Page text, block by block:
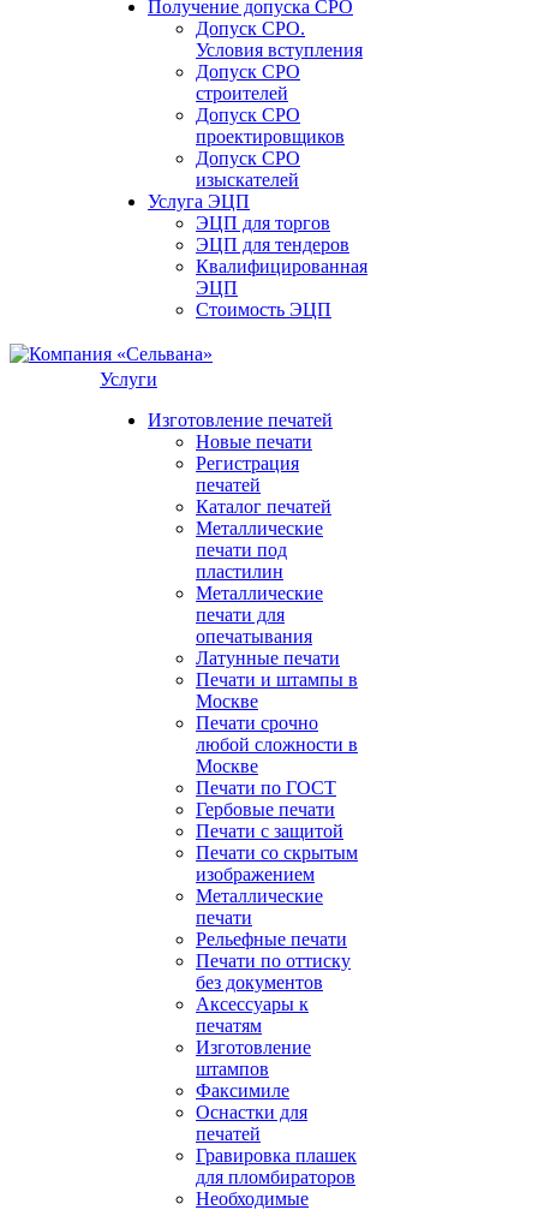
Получение допуска СРО
Допуск СРО.
Условия вступления
Допуск СРО
строителей
Допуск СРО
проектировщиков
Допуск СРО
изыскателей
Услуга ЭЦП
ЭЦП для торгов
ЭЦП для тендеров
Квалифицированная
ЭЦП
Стоимость ЭЦП
Услуги
Изготовление печатей
Новые печати
Регистрация
печатей
Каталог печатей
Металлические
печати под
пластилин
Металлические
печати для
опечатывания
Латунные печати
Печати и штампы в
Москве
Печати срочно
любой сложности в
Москве
Печати по ГОСТ
Гербовые печати
Печати с защитой
Печати со скрытым
изображением
Металлические
печати
Рельефные печати
Печати по оттиску
без документов
Аксессуары к
печатям
Изготовление
штампов
Факсимиле
Оснастки для
печатей
Гравировка плашек
для пломбираторов
Необходимые